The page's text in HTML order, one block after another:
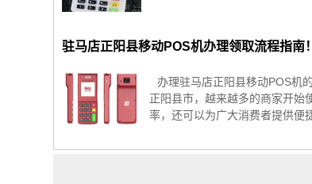
驻马店正阳县移动POS机办理领取流程指南！
办理驻马店正阳县移动POS机
正阳县市，越来越多的商家开始
率，还可以为广大消费者提供便